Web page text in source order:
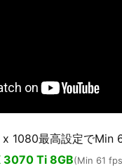
1080最高設定でMin
3070 Ti 8GB(Min 61